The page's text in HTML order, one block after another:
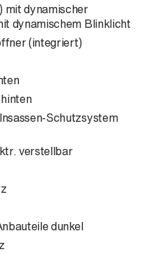
mit dynamischer
dynamischem Blinklicht
(integriert)
Schutzsystem
verstellbar
dunkel